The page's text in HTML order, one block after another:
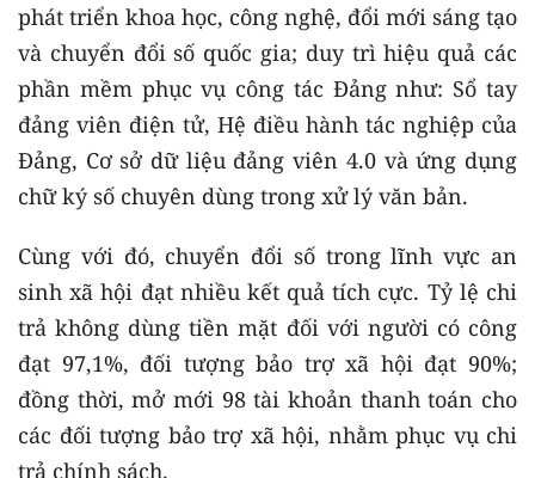
phát triển khoa học, công nghệ, đổi mới sáng tạo
và chuyển đổi số quốc gia; duy trì hiệu quả các
phần mềm phục vụ công tác Đảng như: Sổ tay
đảng viên điện tử, Hệ điều hành tác nghiệp của
Đảng, Cơ sở dữ liệu đảng viên 4.0 và ứng dụng
chữ ký số chuyên dùng trong xử lý văn bản.
Cùng với đó, chuyển đổi số trong lĩnh vực an
sinh xã hội đạt nhiều kết quả tích cực. Tỷ lệ chi
trả không dùng tiền mặt đối với người có công
đạt 97,1%, đối tượng bảo trợ xã hội đạt 90%;
đồng thời, mở mới 98 tài khoản thanh toán cho
các đối tượng bảo trợ xã hội, nhằm phục vụ chi
trả chính sách.